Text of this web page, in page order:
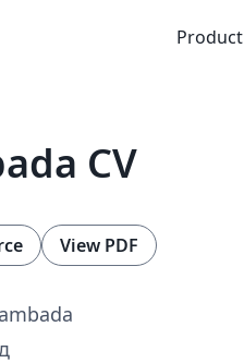
Product
CV
View PDF